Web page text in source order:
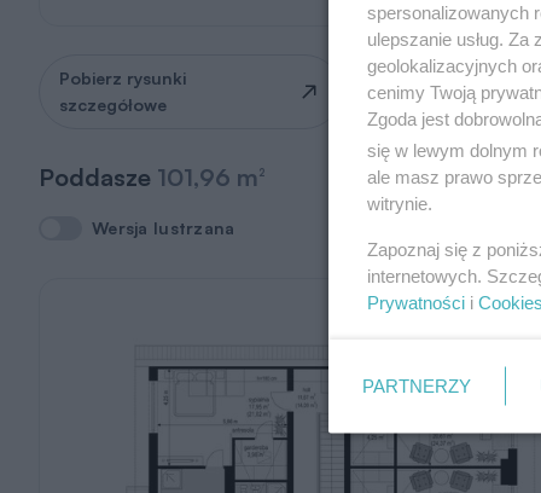
Pobierz rysunki
szczegółowe
Zapytaj o możliwość
zmian
Poddasze 101,96 m 2
Wersja lustrzana
Wersja lustrzana
spersonalizowanych
ulepszanie usług.
geolokalizacyjnych
cenimy Twoją
Zgoda jest
się w lewym dolnym
ale masz prawo
witrynie.
Zapoznaj się z
internetowych.
Prywatności i Cookies
PARTNERZY